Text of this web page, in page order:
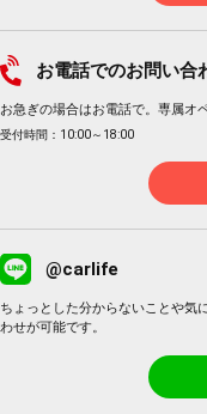
お電話でのお問い合
お急ぎの場合はお電話で。専属オ
受付時間：10:00～18:00
@carlife
ちょっとした分からないことや気
わせが可能です。